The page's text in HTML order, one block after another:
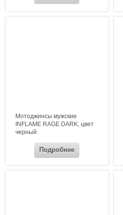
Мотоджинсы мужские
INFLAME RAGE DARK, цвет
черный
Подробнее